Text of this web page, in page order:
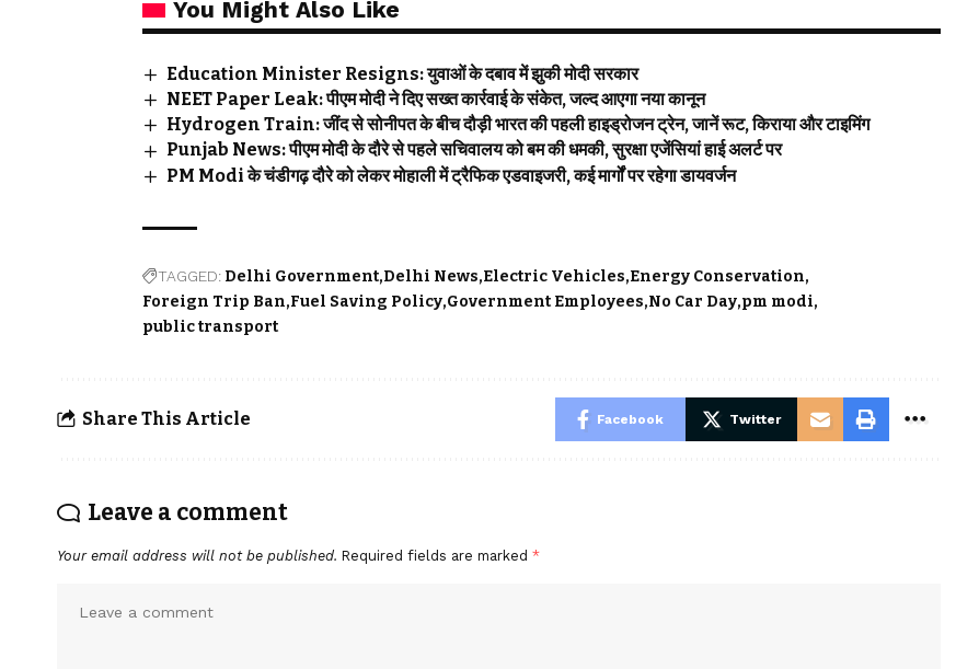
You Might Also Like
Education Minister Resigns: युवाओं के दबाव में झुकी मोदी सरकार
NEET Paper Leak: पीएम मोदी ने दिए सख्त कार्रवाई के संकेत, जल्द आएगा नया कानून
Hydrogen Train: जींद से सोनीपत के बीच दौड़ी भारत की पहली हाइड्रोजन ट्रेन, जानें रूट, किराया और टाइमिंग
Punjab News: पीएम मोदी के दौरे से पहले सचिवालय को बम की धमकी, सुरक्षा एजेंसियां हाई अलर्ट पर
PM Modi के चंडीगढ़ दौरे को लेकर मोहाली में ट्रैफिक एडवाइजरी, कई मार्गों पर रहेगा डायवर्जन
TAGGED: Delhi Government Delhi News Electric Vehicles Energy Conservation
Foreign Trip Ban Fuel Saving Policy Government Employees No Car Day pm modi
public transport
Share This Article Facebook Twitter
Leave a comment
Your email address will not be published. Required fields are marked *